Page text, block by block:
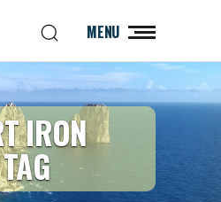
MENU
IRON